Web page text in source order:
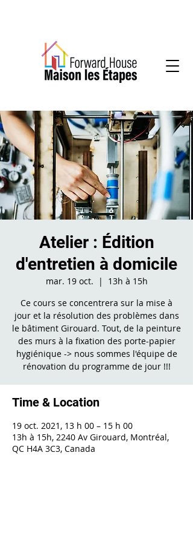
Atelier : Édition
d'entretien à domicile
mar. 19 oct.
  |
13h à 15h
Ce cours se concentrera sur la mise à
jour et la résolution des problèmes dans
le bâtiment Girouard. Tout, de la peinture
des murs à la fixation des porte-papier
hygiénique -> nous sommes l'équipe de
rénovation du programme de jour !!!
Time & Location
19 oct. 2021, 13 h 00 – 15 h 00
13h à 15h, 2240 Av Girouard, Montréal,
QC H4A 3C3, Canada